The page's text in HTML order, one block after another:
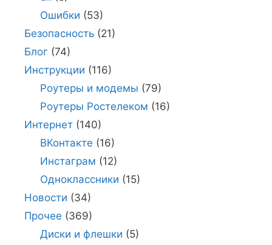
Ошибки (53)
Безопасность (21)
Блог (74)
Инструкции (116)
Роутеры и модемы (79)
Роутеры Ростелеком (16)
Интернет (140)
ВКонтакте (16)
Инстаграм (12)
Одноклассники (15)
Новости (34)
Прочее (369)
Диски и флешки (5)